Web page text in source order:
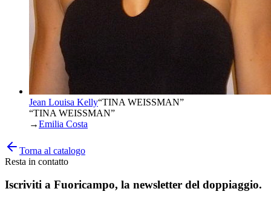
Jean Louisa Kelly“TINA WEISSMAN”
“TINA WEISSMAN”
→Emilia Costa
Torna al catalogo
Resta in contatto
Iscriviti a Fuoricampo, la newsletter del doppiaggio.